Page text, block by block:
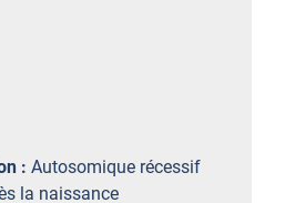
: Autosomique récessif
la naissance